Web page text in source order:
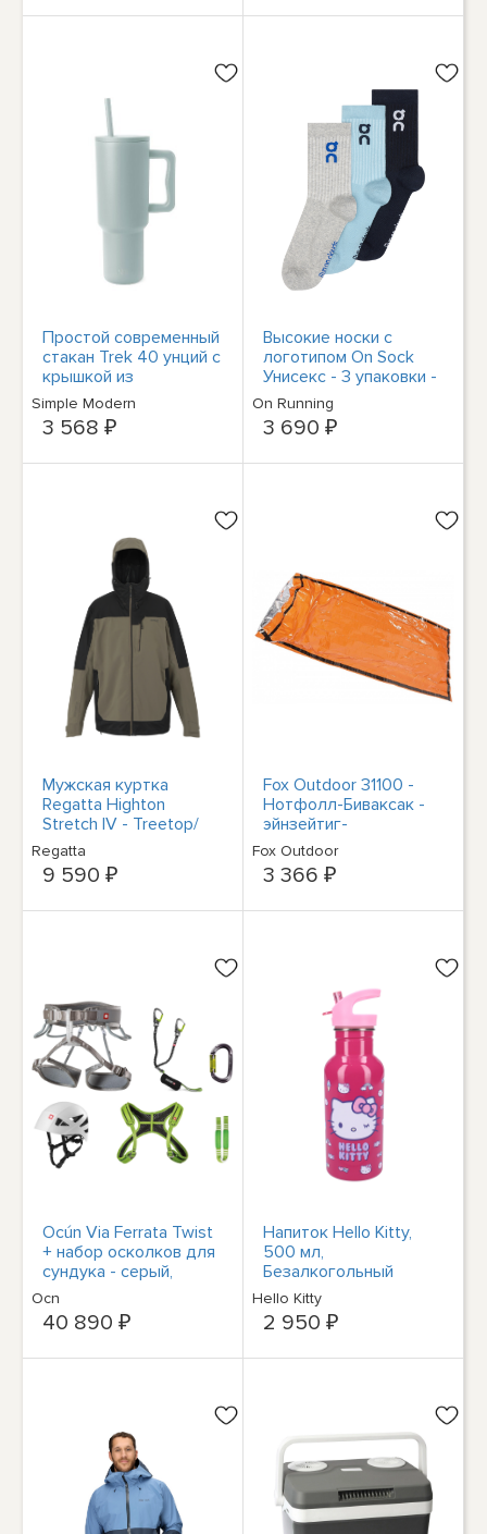
Простой современный
стакан Trek 40 унций с
крышкой из
нержавеющей стали с
порошковым
покрытием Sage
Simple Modern
3 568 ₽
Высокие носки с
логотипом On Sock
Унисекс - 3 упаковки -
Стирка | Темно-синий
On Running
3 690 ₽
Мужская куртка
Regatta Highton
Stretch IV - Treetop/
Черный 8A2
Regatta
9 590 ₽
Fox Outdoor 31100 -
Нотфолл-Биваксак -
эйнзейтиг-
алубешиктет -
оранжевый
Fox Outdoor
3 366 ₽
Ocún Via Ferrata Twist
+ набор осколков для
сундука - серый,
серебристый/зеленый
Ocn
40 890 ₽
Напиток Hello Kitty,
500 мл,
Безалкогольный
напиток из
Стронгхальма и
пинкема Henkel
Hello Kitty
2 950 ₽